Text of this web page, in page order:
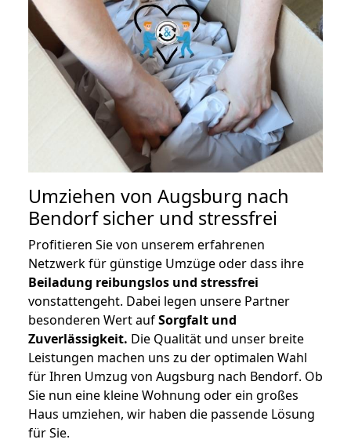
Umziehen von Augsburg nach
Bendorfsicher und stressfrei
Profitieren Sie von unserem erfahrenen
Netzwerk für günstige Umzüge oder dass ihre
Beiladung reibungslos und stressfrei
vonstattengeht. Dabei legen unsere Partner
besonderen Wert aufSorgfalt und
Zuverlässigkeit. Die Qualität und unser breite
Leistungen machen uns zu der optimalen Wahl
für Ihren Umzug von Augsburg nach Bendorf. Ob
Sie nun eine kleine Wohnung oder ein großes
Haus umziehen, wir haben die passende Lösung
für Sie.